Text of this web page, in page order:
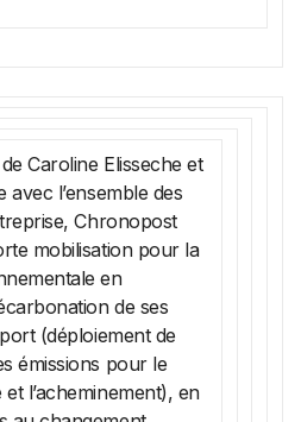
avec l’ensemble des
Chronopost
mobilisation pour la
en
de ses
(déploiement de
émissions pour le
l’acheminement), en